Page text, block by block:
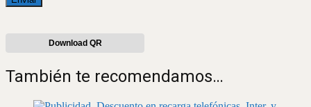
Download QR
También te recomendamos…